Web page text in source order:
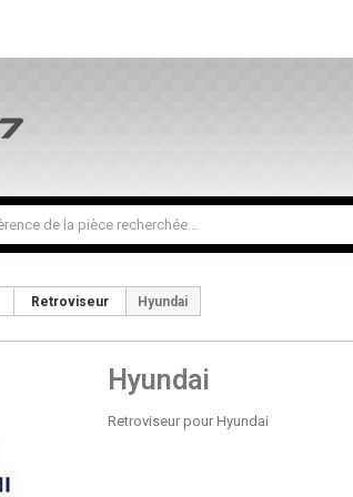
Retroviseur Hyundai
Hyundai
Retroviseur pour Hyundai